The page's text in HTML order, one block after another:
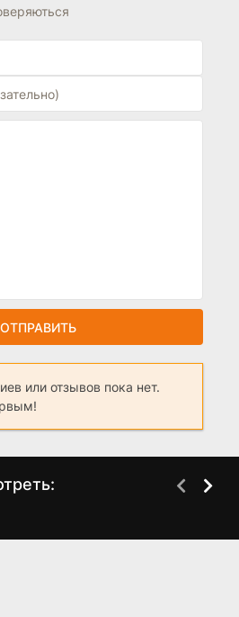
ОТПРАВИТЬ
или отзывов пока нет.